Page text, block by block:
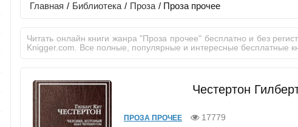
Главная / Библиотека / Проза / Проза прочее
Читать онлайн книги жанра "Проза прочее" бесплатно и без
Knigger.com. Все полные, популярные и интересные бесплатные
Честертон
ПРОЗА ПРОЧЕЕ 17779